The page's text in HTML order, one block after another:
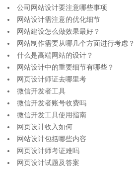
公司网站设计要注意哪些事项
网站设计需注意的优化细节
网站建设怎么做效果最好？
网站制作需要从哪几个方面进行考虑？
什么是高端网站的设计？
网站设计中的重要细节有哪些？
网页设计师证去哪里考
微信开发者工具
微信开发者账号收费吗
微信开发工具使用指南
网页设计收入如何
网站设计包括哪些内容
网页设计师考证难吗
网页设计试题及答案